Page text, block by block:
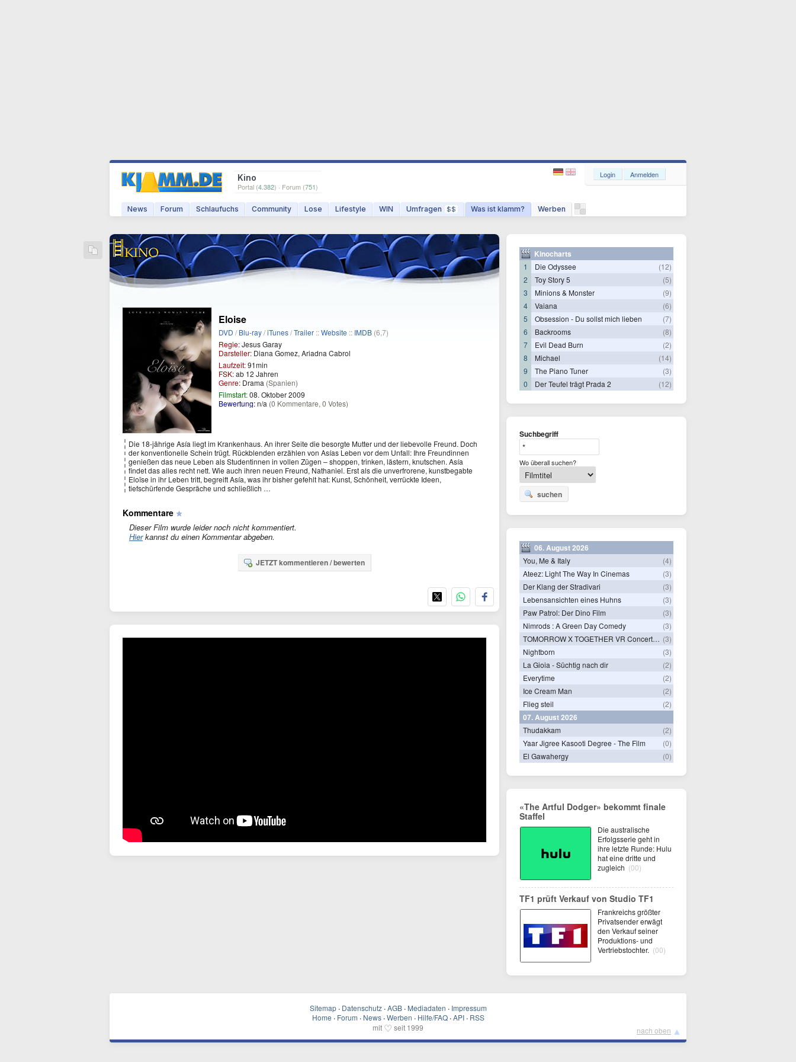
Kino
Portal (4.382) · Forum (751)
News Forum Schlaufuchs Community Lose Lifestyle WIN Umfragen $$ Was ist klamm? Werben
Login Anmelden
Eloise
DVD /Blu-ray/iTunes/Trailer ::Website :: IMDB (6,7)
Regie:Jesus Garay
Darsteller: Diana Gomez, Ariadna Cabrol
Laufzeit:91min
FSK:ab 12 Jahren
Genre: Drama (Spanien)
Filmstart:08. Oktober 2009
Bewertung:n/a (0 Kommentare, 0 Votes)
Die 18-jährige Asía liegt im Krankenhaus. An ihrer Seite die besorgte Mutter und der liebevolle Freund. Doch
der konventionelle Schein trügt. Rückblenden erzählen von Asías Leben vor dem Unfall: Ihre Freundinnen
genießen das neue Leben als Studentinnen in vollen Zügen – shoppen, trinken, lästern, knutschen. Asía
findet das alles recht nett. Wie auch ihren neuen Freund, Nathaniel. Erst als die unverfrorene, kunstbegabte
Eloïse in ihr Leben tritt, begreift Asía, was ihr bisher gefehlt hat: Kunst, Schönheit, verrückte Ideen,
tiefschürfende Gespräche und schließlich …
Kommentare
Dieser Film wurde leider noch nicht kommentiert.
Hierkannst du einen Kommentar abgeben.
JETZT kommentieren / bewerten
Kinocharts
1 Die Odyssee
(12)
2
Toy Story 5
(5)
3
Minions & Monster
(9)
4
Vaiana
(6)
5
Obsession - Du sollst mich lieben
(7)
6
Backrooms
(8)
7
Evil Dead Burn
(2)
8
Michael
(14)
9
The Piano Tuner
(3)
0
Der Teufel trägt Prada 2 (12)
Suchbegriff
Wo überall suchen?
suchen
06. August 2026
You, Me & Italy
(4)
Ateez: Light The Way In Cinemas
(3)
Der Klang der Stradivari
(3)
Lebensansichten eines Huhns
(3)
Paw Patrol: Der Dino Film
(3)
Nimrods : A Green Day Comedy
(3)
TOMORROW X TOGETHER VR Concert: Endless Ride (3)
Nightborn
(3)
La Gioia - Süchtig nach dir
(2)
Everytime
(2)
Ice Cream Man
(2)
Flieg steil
(2)
07. August 2026
Thudakkam
(2)
Yaar Jigree Kasooti Degree - The Film
(0)
El Gawahergy
(0)
«The Artful Dodger» bekommt finale
Staffel
Die australische
Erfolgsserie geht in
ihre letzte Runde: Hulu
hat eine dritte und
zugleich (00)
TF1 prüft Verkauf von Studio TF1
Frankreichs größter
Privatsender erwägt
den Verkauf seiner
Produktions- und
Vertriebstochter. (00)
Sitemap · Datenschutz · AGB · Mediadaten · Impressum
Home · Forum · News · Werben · Hilfe/FAQ · API · RSS
mit ♡ seit 1999 nach oben ▲